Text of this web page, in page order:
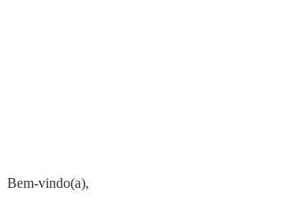
Bem-vindo(a),